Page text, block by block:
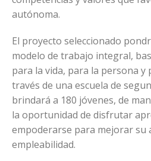
autónoma.
El proyecto seleccionado
modelo de trabajo integral,
para la vida, para la persona y
través de una escuela de
brindará a 180 jóvenes, de
la oportunidad de disfrutar
empoderarse para mejorar su
empleabilidad.